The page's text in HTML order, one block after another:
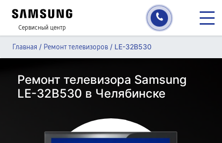
Сервисный центр
Главная / Ремонт телевизоров / LE-32B530
Ремонт телевизора Samsung
LE-32B530 в Челябинске